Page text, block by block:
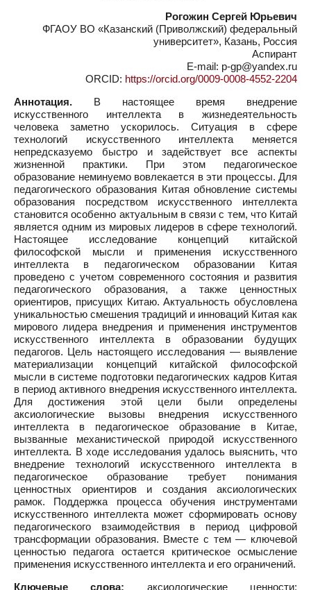
Рогожин Сергей Юрьевич
ФГАОУ ВО «Казанский (Приволжский) федеральный
университет», Казань, Россия
Аспирант
E-mail: p-gp@yandex.ru
ORCID: https://orcid.org/0009-0008-4552-2204
Аннотация. В настоящее время внедрение
искусственного интеллекта в жизнедеятельность
человека заметно ускорилось. Ситуация в сфере
технологий искусственного интеллекта меняется
непредсказуемо быстро и задействует все аспекты
жизненной практики. При этом педагогическое
образование неминуемо вовлекается в эти процессы. Для
педагогического образования Китая обновление системы
образования посредством искусственного интеллекта
становится особенно актуальным в связи с тем, что Китай
является одним из мировых лидеров в сфере технологий.
Настоящее исследование концепций китайской
философской мысли и применения искусственного
интеллекта в педагогическом образовании Китая
проведено с учетом современного состояния и развития
педагогического образования, а также ценностных
ориентиров, присущих Китаю. Актуальность обусловлена
уникальностью смешения традиций и инноваций Китая как
мирового лидера внедрения и применения инструментов
искусственного интеллекта в образовании будущих
педагогов. Цель настоящего исследования — выявление
материализации концепций китайской философской
мысли в системе подготовки педагогических кадров Китая
в период активного внедрения искусственного интеллекта.
Для достижения этой цели были определены
аксиологические вызовы внедрения искусственного
интеллекта в педагогическое образование в Китае,
вызванные механистической природой искусственного
интеллекта. В ходе исследования удалось выяснить, что
внедрение технологий искусственного интеллекта в
педагогическое образование требует понимания
ценностных ориентиров и создания аксиологических
рамок. Поддержка процесса обучения инструментами
искусственного интеллекта может сформировать основу
педагогического взаимодействия в период цифровой
трансформации образования. Вместе с тем — ключевой
ценностью педагога остается критическое осмысление
применения искусственного интеллекта и его ограничений.
Ключевые слова: аксиологические ценности;